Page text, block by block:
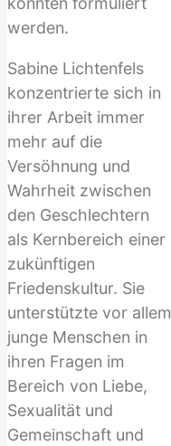
werden.
Sabine Lichtenfels
konzentrierte sich in
ihrer Arbeit immer
mehr auf die
Versöhnung und
Wahrheit zwischen
den Geschlechtern
als Kernbereich einer
zukünftigen
Friedenskultur. Sie
unterstützte vor allem
junge Menschen in
ihren Fragen im
Bereich von Liebe,
Sexualität und
Gemeinschaft und